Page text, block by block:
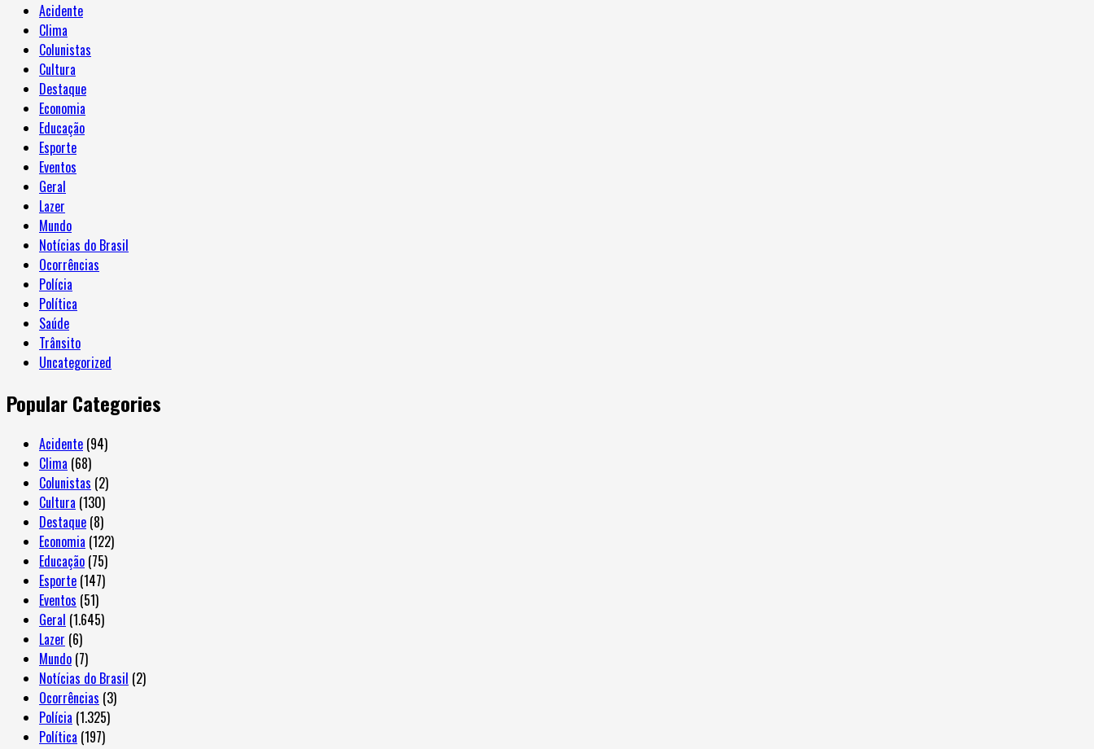
Acidente
Clima
Colunistas
Cultura
Destaque
Economia
Educação
Esporte
Eventos
Geral
Lazer
Mundo
Notícias do Brasil
Ocorrências
Polícia
Política
Saúde
Trânsito
Uncategorized
Popular Categories
Acidente (94)
Clima (68)
Colunistas (2)
Cultura (130)
Destaque (8)
Economia (122)
Educação (75)
Esporte (147)
Eventos (51)
Geral (1.645)
Lazer (6)
Mundo (7)
Notícias do Brasil (2)
Ocorrências (3)
Polícia (1.325)
Política (197)